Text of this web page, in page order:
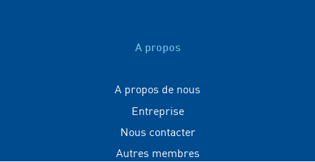
A propos
A propos de nous
Entreprise
Nous contacter
Autres membres